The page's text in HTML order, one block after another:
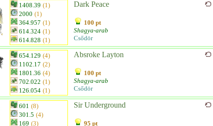
1408.39 (1)
2000 (1)
364.957 (1)
614.324 (1)
614.828 (1)
Dark Peace
100 pt
Shagya-arab
Csődör
654.129 (4)
1102.17 (2)
1801.36 (4)
702.022 (1)
126.054 (1)
Absroke Layton
100 pt
Shagya-arab
Csődör
601 (8)
301.5 (4)
169 (3)
Sir Underground
95 pt